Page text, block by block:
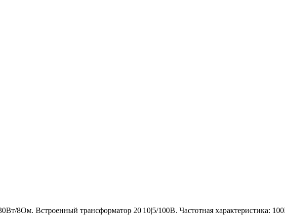
8Ом. Встроенный трансформатор 20|10|5/100В. Частотная характеристика: